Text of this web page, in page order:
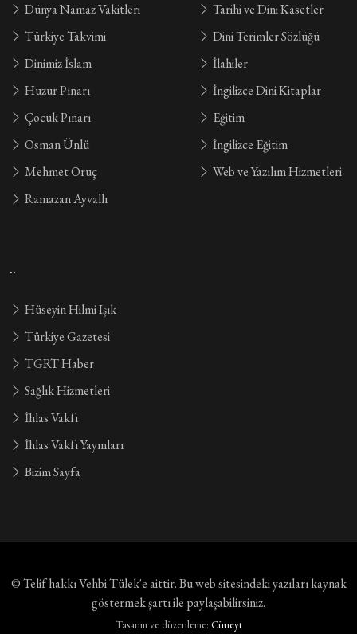
Dünya Namaz Vakitleri
Türkiye Takvimi
Dinimiz İslam
Huzur Pınarı
Çocuk Pınarı
Osman Ünlü
Mehmet Oruç
Ramazan Ayvallı
Tarihi ve Dini Kasetler
Dini Terimler Sözlüğü
İlahiler
İngilizce Dini Kitaplar
Eğitim
İngilizce Eğitim
Web ve Yazılım Hizmetleri
..
Hüseyin Hilmi Işık
Türkiye Gazetesi
TGRT Haber
Sağlık Hizmetleri
İhlas Vakfı
İhlas Vakfı Yayınları
Bizim Sayfa
© Telif hakkıVehbi Tülek'e aittir. Bu web sitesindeki yazıları kaynak
göstermek şartı ile paylaşabilirsiniz.
Tasarım ve düzenleme: Cüneyt